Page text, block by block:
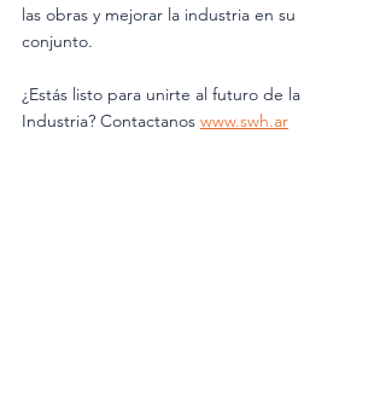
las obras y mejorar la industria en su
conjunto.
¿Estás listo para unirte al futuro de la
Industria? Contactanos www.swh.ar